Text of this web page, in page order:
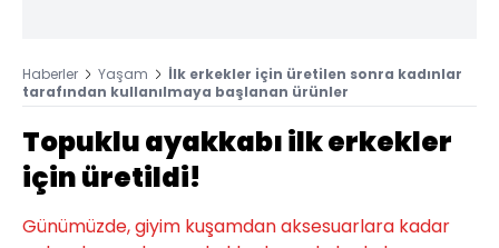
Haberler Yaşam
İlk erkekler için üretilen sonra kadınlar
tarafından kullanılmaya başlanan ürünler
Topuklu ayakkabı ilk erkekler
için üretildi!
Günümüzde, giyim kuşamdan aksesuarlara kadar